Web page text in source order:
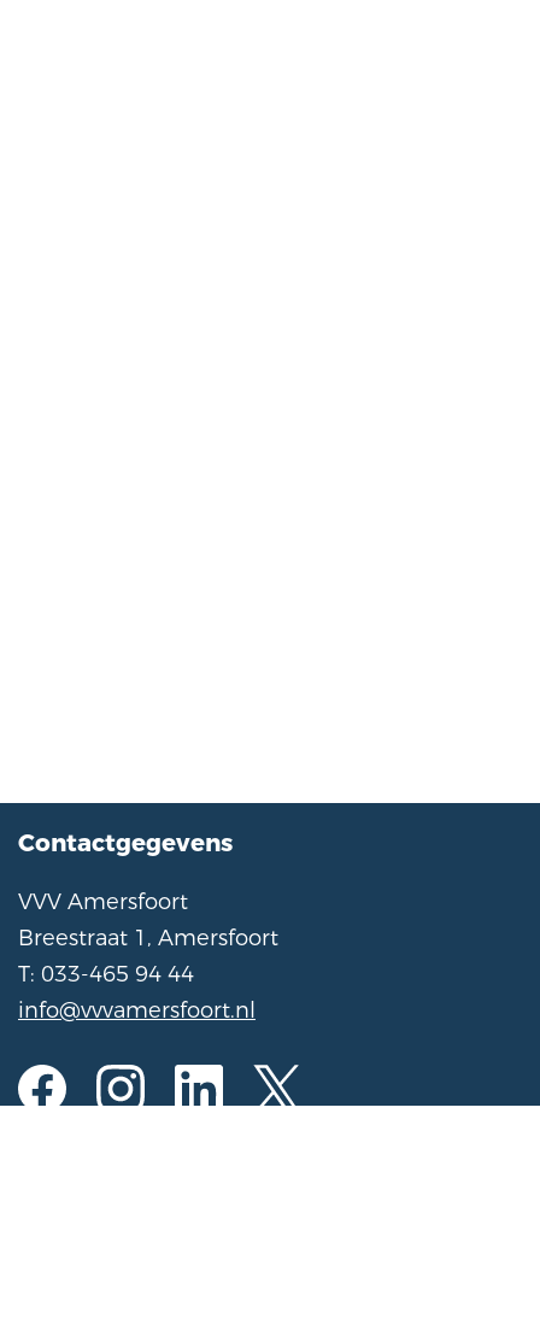
Contactgegevens
VVV Amersfoort
Breestraat 1, Amersfoort
T: 033-465 94 44
info@vvvamersfoort.nl